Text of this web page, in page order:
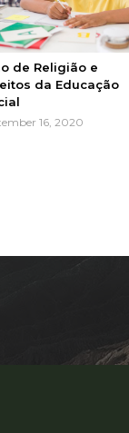
de Religião e
da Educação
16, 2020